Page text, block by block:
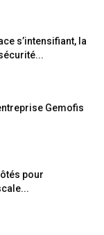
s’intensifiant, la
Gemofis
pour